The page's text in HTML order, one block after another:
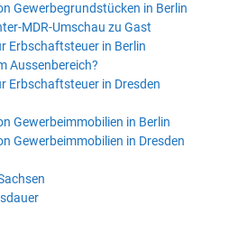
Gewerbegrundstücken in Berlin
MDR-Umschau zu Gast
Erbschaftsteuer in Berlin
Aussenbereich?
Erbschaftsteuer in Dresden
Gewerbeimmobilien in Berlin
Gewerbeimmobilien in Dresden